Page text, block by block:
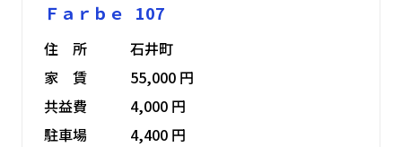
Ｆａｒｂｅ 107
住 所
石井町
家 賃
55,000 円
共益費
4,000 円
駐車場
4,400 円